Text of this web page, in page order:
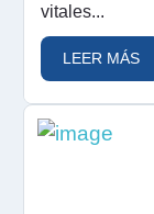
vitales...
LEER MÁS